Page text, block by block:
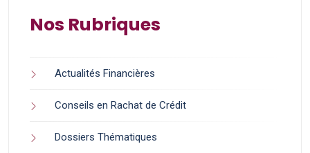
Nos Rubriques
Actualités Financières
Conseils en Rachat de Crédit
Dossiers Thématiques